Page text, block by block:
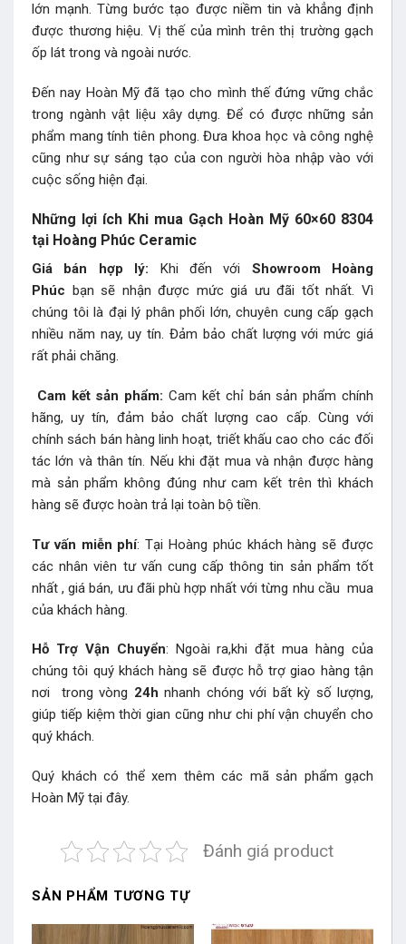
lớn mạnh. Từng bước tạo được niềm tin và khẳng định
được thương hiệu. Vị thế của mình trên thị trường gạch
ốp lát trong và ngoài nước.
Đến nay Hoàn Mỹ đã tạo cho mình thế đứng vững chắc
trong ngành vật liệu xây dựng. Để có được những sản
phẩm mang tính tiên phong. Đưa khoa học và công nghệ
cũng như sự sáng tạo của con người hòa nhập vào với
cuộc sống hiện đại.
Những lợi ích Khi mua Gạch Hoàn Mỹ 60×60 8304
tại Hoàng Phúc Ceramic
Giá bán hợp lý: Khi đến với Showroom Hoàng
Phúc bạn sẽ nhận được mức giá ưu đãi tốt nhất. Vì
chúng tôi là đại lý phân phối lớn, chuyên cung cấp gạch
nhiều năm nay, uy tín. Đảm bảo chất lượng với mức giá
rất phải chăng.
Cam kết sản phẩm: Cam kết chỉ bán sản phẩm chính
hãng, uy tín, đảm bảo chất lượng cao cấp. Cùng với
chính sách bán hàng linh hoạt, triết khấu cao cho các đối
tác lớn và thân tín. Nếu khi đặt mua và nhận được hàng
mà sản phẩm không đúng như cam kết trên thì khách
hàng sẽ được hoàn trả lại toàn bộ tiền.
Tư vấn miễn phí: Tại Hoàng phúc khách hàng sẽ được
các nhân viên tư vấn cung cấp thông tin sản phẩm tốt
nhất , giá bán, ưu đãi phù hợp nhất với từng nhu cầu mua
của khách hàng.
Hỗ Trợ Vận Chuyển: Ngoài ra,khi đặt mua hàng của
chúng tôi quý khách hàng sẽ được hỗ trợ giao hàng tận
nơi trong vòng 24h nhanh chóng với bất kỳ số lượng,
giúp tiếp kiệm thời gian cũng như chi phí vận chuyển cho
quý khách.
Quý khách có thể xem thêm các mã sản phẩm gạch
Hoàn Mỹ tại đây.
Đánh giá product
SẢN PHẨM TƯƠNG TỰ